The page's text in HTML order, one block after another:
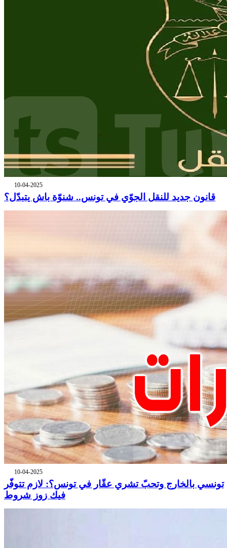
10-04-2025
قانون جديد للنقل الجوّي في تونس.. شنوّة باش يتبدّل؟
10-04-2025
تونسي بالخارج وتحبّ تشري عقّار في تونس؟: لازم تتوفّر
فيك زوز شروط